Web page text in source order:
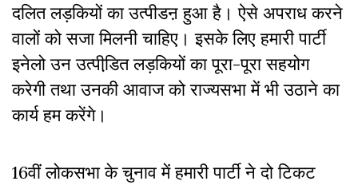
दलित लड़कियों का उत्पीडऩ हुआ है। ऐसे अपराध करने
वालों को सजा मिलनी चाहिए। इसके लिए हमारी पार्टी
इनेलो उन उत्पीडि़त लड़कियों का पूरा-पूरा सहयोग
करेगी तथा उनकी आवाज को राज्यसभा में भी उठाने का
कार्य हम करेंगे।
16वीं लोकसभा के चुनाव में हमारी पार्टी ने दो टिकट